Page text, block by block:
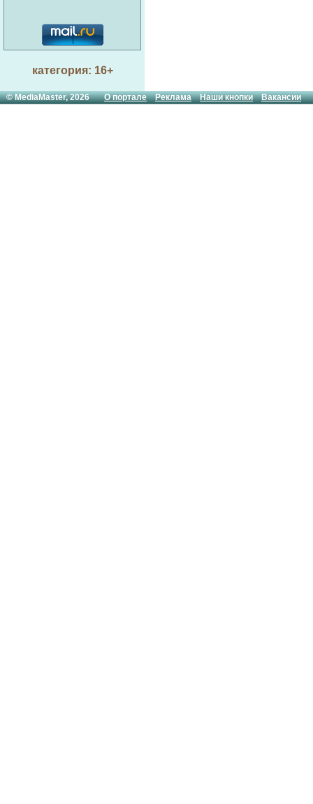
категория: 16+
© MediaMaster, 2026О портале Реклама Наши кнопки Вакансии